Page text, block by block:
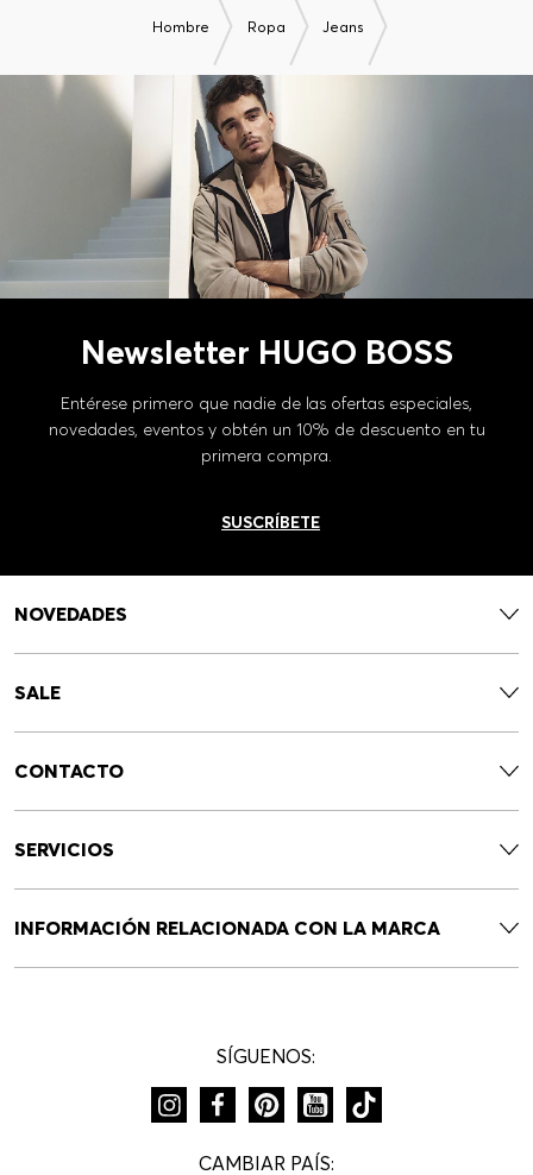
Hombre Ropa Jeans
Newsletter HUGO BOSS
Entérese primero que nadie de las ofertas especiales,
novedades, eventos y obtén un 10% de descuento en tu
primera compra.
SUSCRÍBETE
NOVEDADES
SALE
CONTACTO
SERVICIOS
INFORMACIÓN RELACIONADA CON LA MARCA
SÍGUENOS:
CAMBIAR PAÍS: